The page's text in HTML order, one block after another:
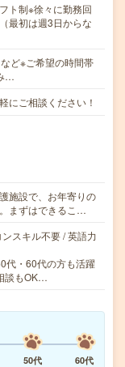
ト制※徐々に勤務回
最初は週3日からな
ど※ご希望の時間帯
…
ご相談ください！
施設で、お年寄りの
まずはできるこ…
スキル不要 / 英語力
代・60代の方も活躍
談もOK…
50代
60代